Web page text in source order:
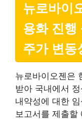
뉴로바이
용화 진행
주가 변동
뉴로바이오젠은
받아 국내에서
내약성에 대한
보고서를 제출할